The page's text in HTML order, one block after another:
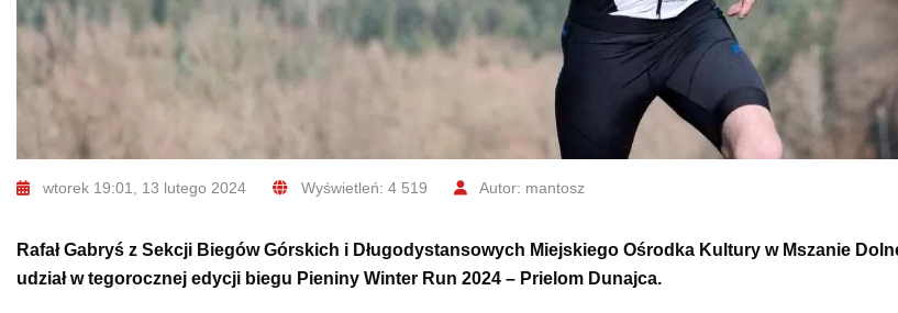
wtorek 19:01, 13 lutego 2024 Wyświetleń: 4 519 Autor: mantosz
Rafał Gabryś z Sekcji Biegów Górskich i Długodystansowych Miejskiego Ośrodka Kultury w Mszanie
udział w tegorocznej edycji biegu Pieniny Winter Run 2024 – Prielom Dunajca.